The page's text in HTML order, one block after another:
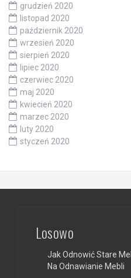
grudzień 2020
listopad 2020
październik 2020
wrzesień 2020
sierpień 2020
lipiec 2020
czerwiec 2020
maj 2020
kwiecień 2020
marzec 2020
luty 2020
styczeń 2020
Losowo
Jak Odnowić Stare
Na Odnawianie Mebli